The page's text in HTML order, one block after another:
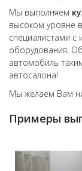
Мы выполняем
высоком уровне
специалистами с
оборудования.
автомобиль
автосалона!
Мы желаем Вам
Примеры